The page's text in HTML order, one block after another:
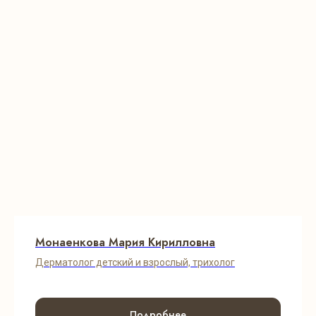
Монаенкова Мария Кирилловна
Дерматолог детский и взрослый, трихолог